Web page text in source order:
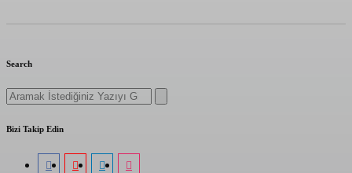
Search
Search
for:
Bizi Takip Edin